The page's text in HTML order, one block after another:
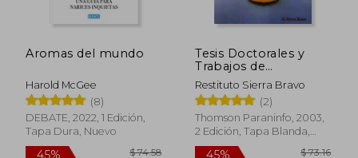
Aromas del mundo
Harold McGee
(8)
DEBATE, 2022, 1 Edición,
Tapa Dura, Nuevo
Tesis Doctorales y
Trabajos de
Investigacion
Cientifica
Restituto Sierra Bravo
(2)
Thomson Paraninfo, 2003,
2 Edición, Tapa Blanda,
Nuevo